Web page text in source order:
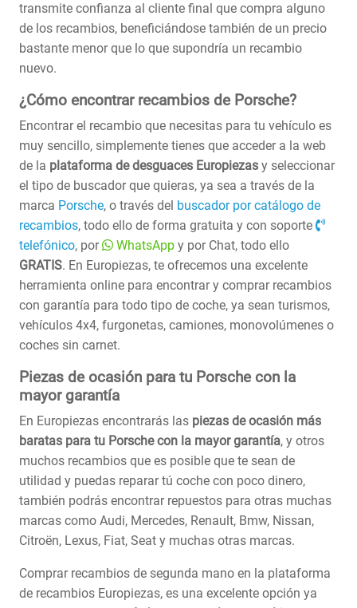
transmite confianza al cliente final que compra alguno
de los recambios, beneficiándose también de un precio
bastante menor que lo que supondría un recambio
nuevo.
¿Cómo encontrar recambios de Porsche?
Encontrar el recambio que necesitas para tu vehículo es
muy sencillo, simplemente tienes que acceder a la web
de la plataforma de desguaces Europiezas y seleccionar
el tipo de buscador que quieras, ya sea a través de la
marca Porsche, o través del buscador por catálogo de
recambios, todo ello de forma gratuita y con soporte
telefónico, por WhatsApp y por Chat, todo ello
GRATIS. En Europiezas, te ofrecemos una excelente
herramienta online para encontrar y comprar recambios
con garantía para todo tipo de coche, ya sean turismos,
vehículos 4x4, furgonetas, camiones, monovolúmenes o
coches sin carnet.
Piezas de ocasión para tu Porsche con la
mayor garantía
En Europiezas encontrarás las piezas de ocasión más
baratas para tu Porsche con la mayor garantía, y otros
muchos recambios que es posible que te sean de
utilidad y puedas reparar tú coche con poco dinero,
también podrás encontrar repuestos para otras muchas
marcas como Audi, Mercedes, Renault, Bmw, Nissan,
Citroën, Lexus, Fiat, Seat y muchas otras marcas.
Comprar recambios de segunda mano en la plataforma
de recambios Europiezas, es una excelente opción ya